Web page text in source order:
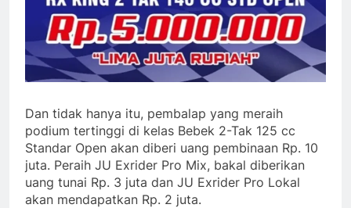
Dan tidak hanya itu, pembalap yang meraih
podium tertinggi di kelas Bebek 2-Tak 125 cc
Standar Open akan diberi uang pembinaan Rp. 10
juta. Peraih JU Exrider Pro Mix, bakal diberikan
uang tunai Rp. 3 juta dan JU Exrider Pro Lokal
akan mendapatkan Rp. 2 juta.